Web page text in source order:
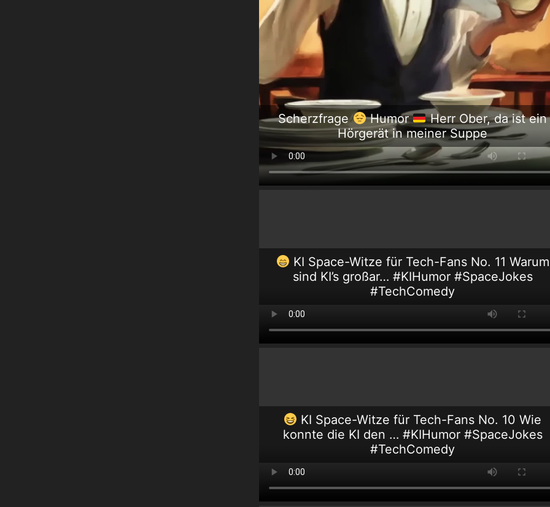
Scherzfrage Humor
Herr Ober, da ist ein
Hörgerät in meiner Suppe
KI Space-Witze für Tech-Fans No. 11 Warum
sind KI’s großar… #KIHumor #SpaceJokes
#TechComedy
KI Space-Witze für Tech-Fans No. 10 Wie
konnte die KI den … #KIHumor #SpaceJokes
#TechComedy